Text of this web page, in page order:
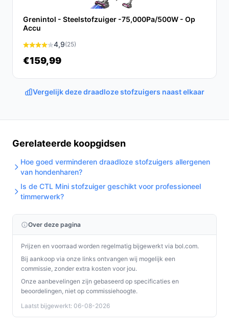
zakloos ontwerp en LED-verlichting is deze stofzuiger
een betrouwbare keuze voor elk huishouden.
Ontdek alle specificaties en vergelijk prijzen op
past bij jouw behoeften!
Grenintol - Steelstofzuiger -75,000Pa/500W - Op
Accu
4,9(25)
€159,99
Vergelijk deze draadloze stofzuigers naast elkaar
Gerelateerde koopgidsen
Hoe goed verminderen draadloze stofzuigers allergenen
van hondenharen?
Is de CTL Mini stofzuiger geschikt voor professioneel
timmerwerk?
Over deze pagina
Prijzen en voorraad worden regelmatig bijgewerkt via bol.com.
Bij aankoop via onze links ontvangen wij mogelijk een
commissie, zonder extra kosten voor jou.
Onze aanbevelingen zijn gebaseerd op specificaties en
beoordelingen, niet op commissiehoogte.
Laatst bijgewerkt: 06-08-2026